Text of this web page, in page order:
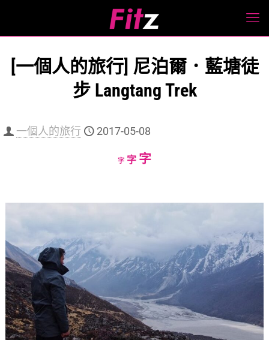
[一個人的旅行] 尼泊爾．藍塘徒
步 Langtang Trek
一個人的旅行 2017-05-08
字Decrease
字Reset
字Increase